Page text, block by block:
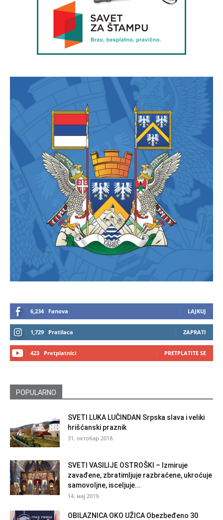
6,234 Fanova LAJKUJ
1,729 Pratilaca ZAPRATI
423 Pretplatnici PRETPLATITE SE
POPULARNO
SVETI LUKA LUČINDAN Srpska slava i veliki
hrišćanski praznik
31. октобар 2018.
SVETI VASILIJE OSTROŠKI – Izmiruje
zavađene, zbratimljuje razbraćene, ukroćuje
samovoljne, isceljuje...
14. мај 2019.
OBILAZNICA OKO UŽICA Obezbeđeno 30